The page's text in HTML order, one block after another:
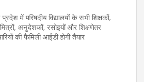
प्रदेश में परिषदीय विद्यालयों के सभी शिक्षकों,
अनुदेशकों, रसोइयों और शिक्षणेतर
की फैमिली आईडी होगी तैयार